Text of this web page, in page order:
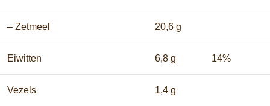
– Zetmeel 20,6 g
Eiwitten 6,8 g 14%
Vezels 1,4 g